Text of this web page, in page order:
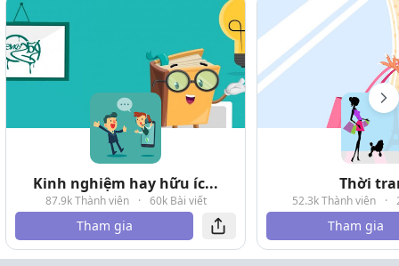
Kinh nghiệm hay hữu íc...
87.9k Thành viên · 60k Bài viết
Tham gia
Thời
52.3k Thành viên ·
Tham gia